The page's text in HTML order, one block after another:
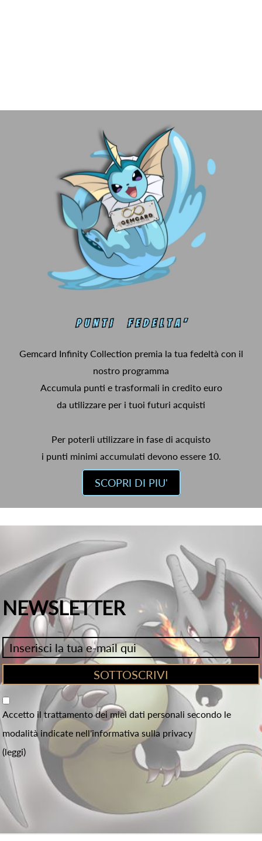
Gemcard Infinity Collection premia la tua fedeltà con il
nostro programma
Accumula punti e trasformali in credito euro
da utilizzare per i tuoi futuri acquisti
Per poterli utilizzare in fase di acquisto
i punti minimi accumulati devono essere 10.
SCOPRI DI PIU'
NEWSLETTER
Accetto il trattamento dei miei dati personali secondo le
modalità indicate nell'informativa sulla privacy
(leggi)